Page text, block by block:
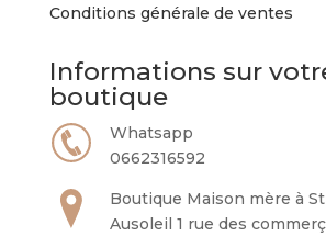
Conditions générale de ventes
Informations sur
boutique
Whatsapp
0662316592
Boutique Maison mère à
Ausoleil 1 rue des